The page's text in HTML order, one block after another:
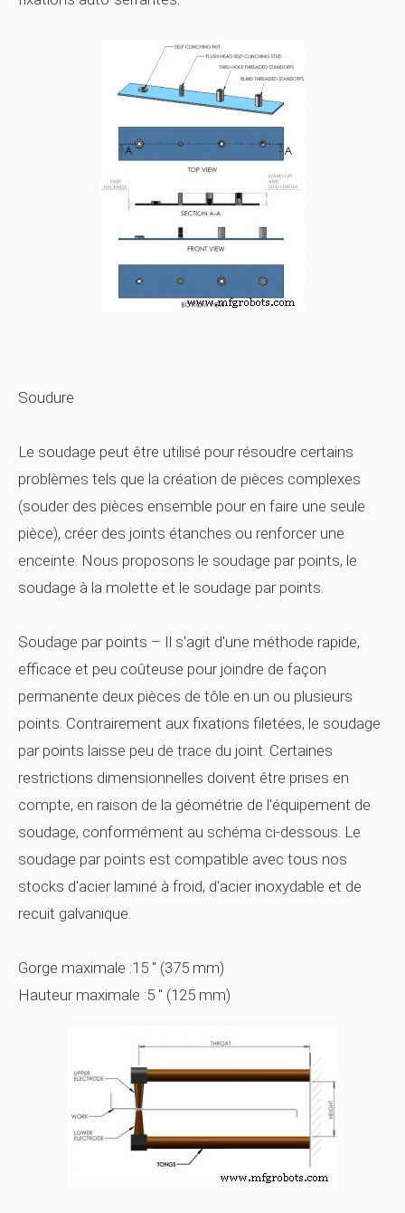
Soudure
Le soudage peut être utilisé pour résoudre certains
problèmes tels que la création de pièces complexes
(souder des pièces ensemble pour en faire une seule
pièce), créer des joints étanches ou renforcer une
enceinte. Nous proposons le soudage par points, le
soudage à la molette et le soudage par points.
Soudage par points – Il s'agit d'une méthode rapide,
efficace et peu coûteuse pour joindre de façon
permanente deux pièces de tôle en un ou plusieurs
points. Contrairement aux fixations filetées, le soudage
par points laisse peu de trace du joint. Certaines
restrictions dimensionnelles doivent être prises en
compte, en raison de la géométrie de l'équipement de
soudage, conformément au schéma ci-dessous. Le
soudage par points est compatible avec tous nos
stocks d'acier laminé à froid, d'acier inoxydable et de
recuit galvanique.
Gorge maximale :15 ″ (375 mm)
Hauteur maximale :5 ″ (125 mm)